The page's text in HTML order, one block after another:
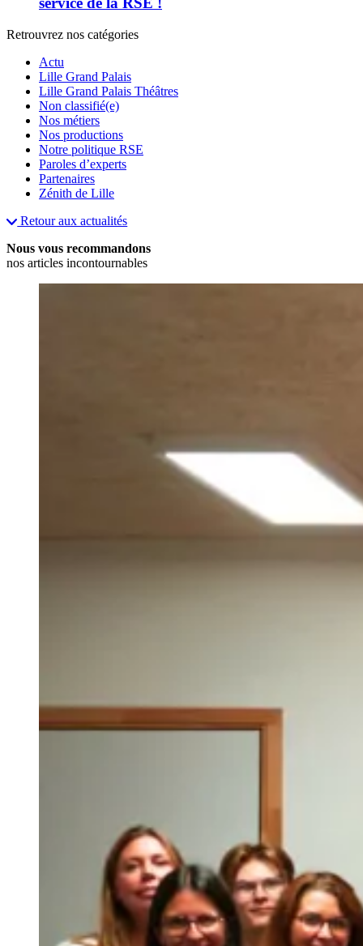
Retrouvrez nos catégories
Actu
Lille Grand Palais
Lille Grand Palais Théâtres
Non classifié(e)
Nos métiers
Nos productions
Notre politique RSE
Paroles d’experts
Partenaires
Zénith de Lille
Retour aux actualités
Nous vous recommandons
nos articles incontournables